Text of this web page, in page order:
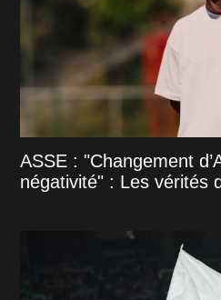
ASSE : "Changement
négativité" : Les vérités